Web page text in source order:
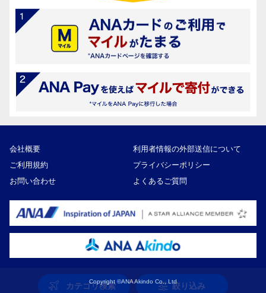
カテゴリ検索 絞り込み
会社概要
利用者情報の外部送信について
ご利用規約
プライバシーポリシー
お問い合わせ
よくあるご質問
Copyright ©ANA Akindo Co., Ltd